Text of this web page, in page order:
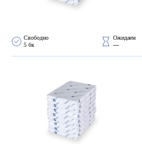
Свободно
5 бк
Ожидаем
—